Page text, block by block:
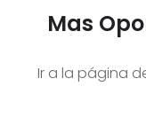
Mas
Ir a la página